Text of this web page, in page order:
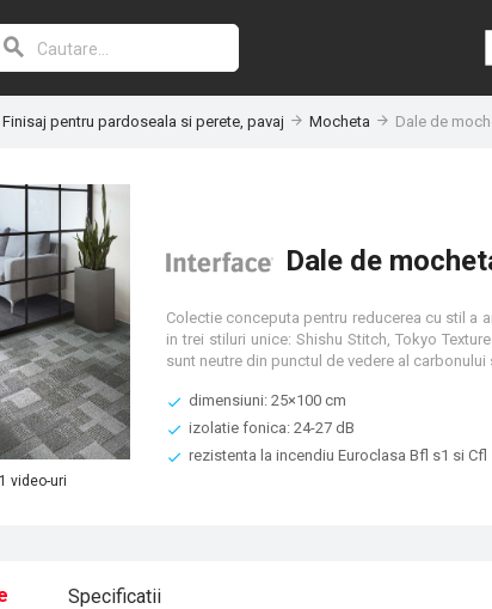
Finisaj pentru pardoseala si perete, pavaj Mocheta Dale de
Dale de
video-uri
Colectie conceputa pentru reducerea cu stil a
in trei stiluri unice: Shishu Stitch, Tokyo
sunt neutre din punctul de vedere al carbonului
dimensiuni: 25×100 cm
izolatie fonica: 24-27 dB
rezistenta la incendiu Euroclasa Bfl s1 si Cfl
Specificatii